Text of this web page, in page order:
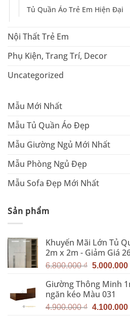
Tủ Quần Áo Trẻ Em Hiện Đại
Nội Thất Trẻ Em
Phụ Kiện, Trang Trí, Decor
Uncategorized
Mẫu Mới Nhất
Mẫu Tủ Quần Áo Đẹp
Mẫu Giường Ngủ Mới Nhất
Mẫu Phòng Ngủ Đẹp
Mẫu Sofa Đẹp Mới Nhất
Sản phẩm
Khuyến Mãi Lớn Tủ
2m x 2m - Giảm Giá
6.800.000₫ Giá
là:
6.800.000
5.000.000
Giường Thông Minh
ngăn kéo Màu 031
4.900.000₫ Giá
4.100.000